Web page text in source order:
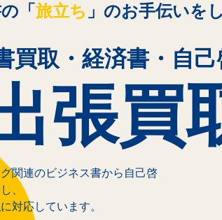
「 旅立ち 」のお手伝いを
買取・経済書・自
張買
関連のビジネス書から自己啓
、
に対応しています。